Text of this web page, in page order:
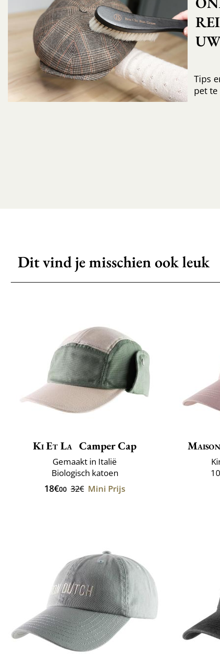
Tips
pet te
Dit vind je misschien ook leuk
Ki Et La Camper Cap
Gemaakt in Italië
Biologisch katoen
18€00 32€ Mini Prijs